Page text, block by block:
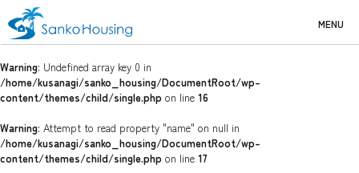
MENU
Warning: Undefined array key 0 in
/home/kusanagi/sanko_housing/DocumentRoot/wp-
content/themes/child/single.php on line 16
Warning: Attempt to read property "name" on null in
/home/kusanagi/sanko_housing/DocumentRoot/wp-
content/themes/child/single.php on line 17